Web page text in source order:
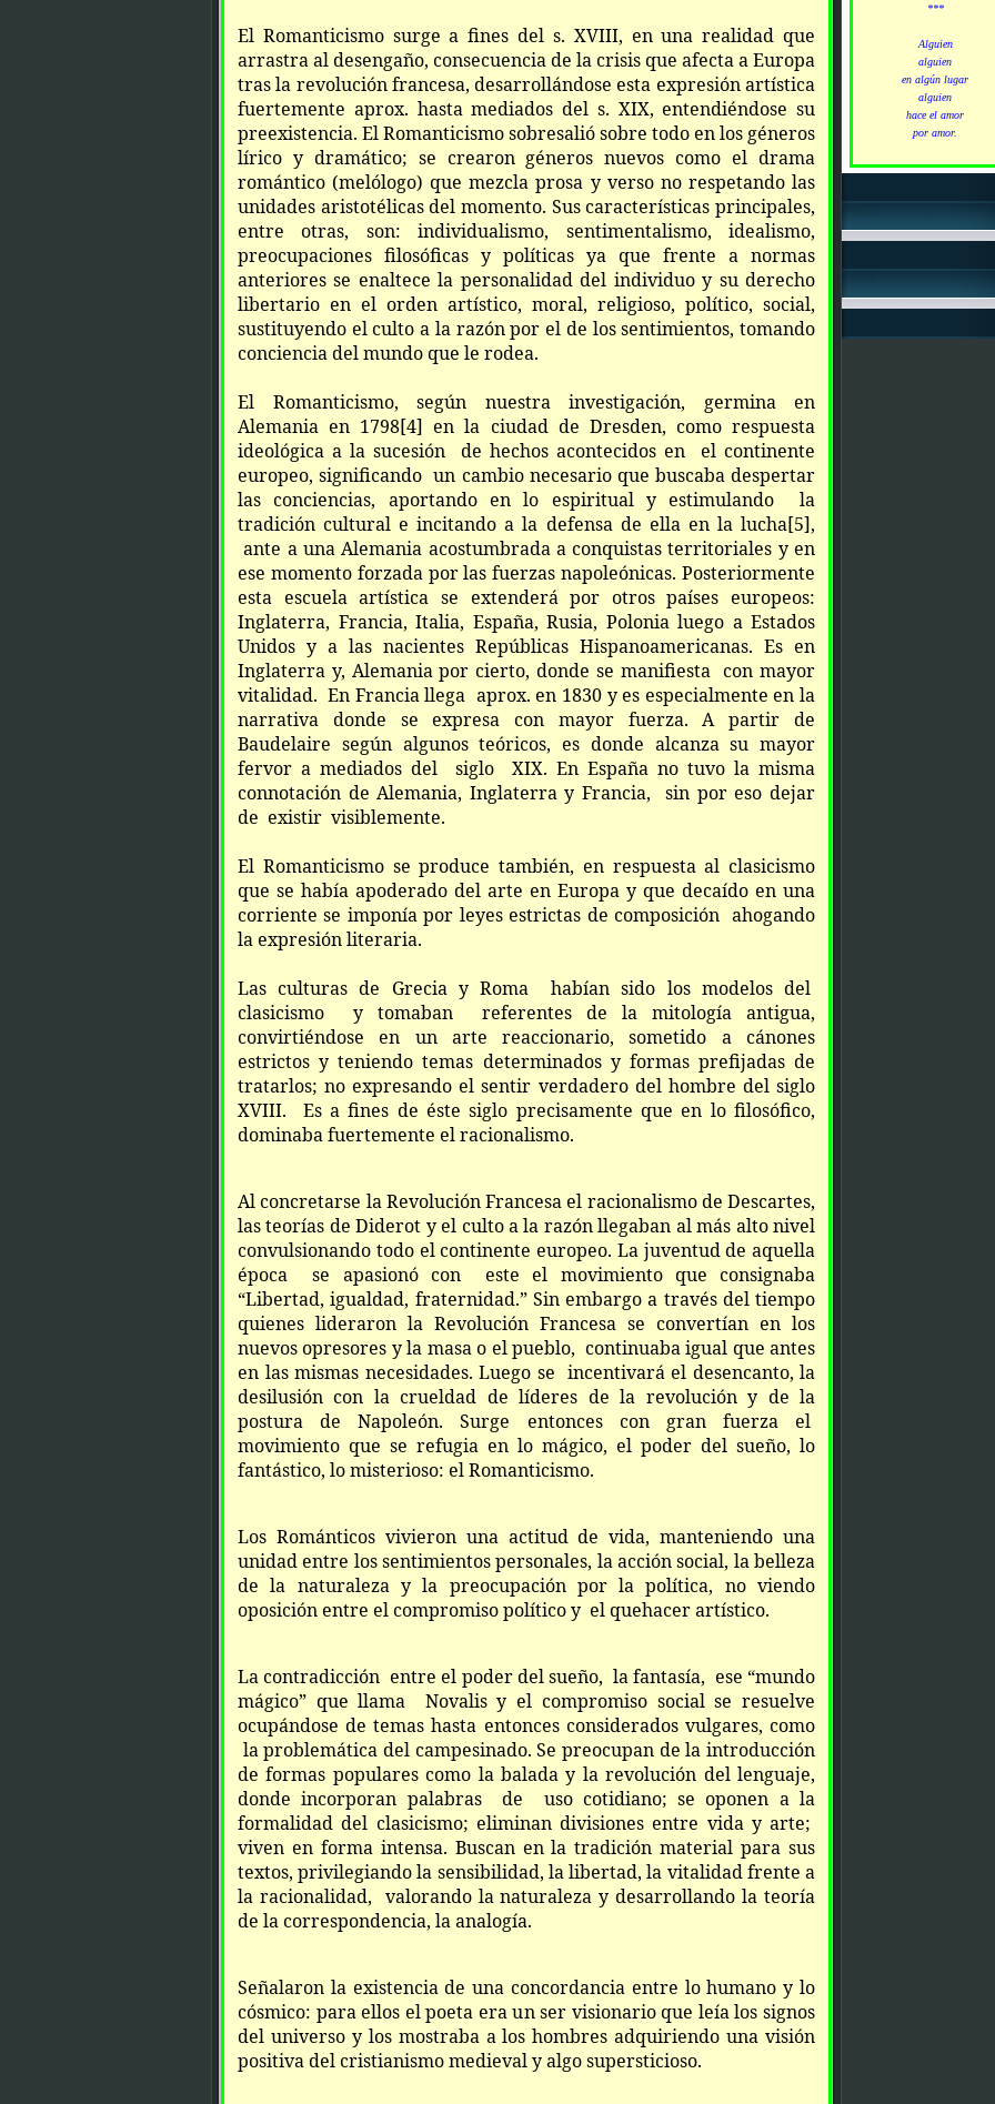
El Romanticismo surge a fines del s. XVIII, en una realidad que
arrastra al desengaño, consecuencia de la crisis que afecta a Europa
tras la revolución francesa, desarrollándose esta expresión artística
fuertemente aprox. hasta mediados del s. XIX, entendiéndose su
preexistencia. El Romanticismo sobresalió sobre todo en los géneros
lírico y dramático; se crearon géneros nuevos como el drama
romántico (melólogo) que mezcla prosa y verso no respetando las
unidades aristotélicas del momento. Sus características principales,
entre otras, son: individualismo, sentimentalismo, idealismo,
preocupaciones filosóficas y políticas ya que frente a normas
anteriores se enaltece la personalidad del individuo y su derecho
libertario en el orden artístico, moral, religioso, político, social,
sustituyendo el culto a la razón por el de los sentimientos, tomando
conciencia del mundo que le rodea.
El Romanticismo, según nuestra investigación, germina en
Alemania en 1798[4] en la ciudad de Dresden, como respuesta
ideológica a la sucesión de hechos acontecidos en el continente
europeo, significando un cambio necesario que buscaba despertar
las conciencias, aportando en lo espiritual y estimulando la
tradición cultural e incitando a la defensa de ella en la lucha[5],
ante a una Alemania acostumbrada a conquistas territoriales y en
ese momento forzada por las fuerzas napoleónicas. Posteriormente
esta escuela artística se extenderá por otros países europeos:
Inglaterra, Francia, Italia, España, Rusia, Polonia luego a Estados
Unidos y a las nacientes Repúblicas Hispanoamericanas. Es en
Inglaterra y, Alemania por cierto, donde se manifiesta con mayor
vitalidad. En Francia llega aprox. en 1830 y es especialmente en la
narrativa donde se expresa con mayor fuerza. A partir de
Baudelaire según algunos teóricos, es donde alcanza su mayor
fervor a mediados del siglo XIX. En España no tuvo la misma
connotación de Alemania, Inglaterra y Francia, sin por eso dejar
de existir visiblemente.
El Romanticismo se produce también, en respuesta al clasicismo
que se había apoderado del arte en Europa y que decaído en una
corriente se imponía por leyes estrictas de composición ahogando
la expresión literaria.
Las culturas de Grecia y Roma habían sido los modelos del
clasicismo y tomaban referentes de la mitología antigua,
convirtiéndose en un arte reaccionario, sometido a cánones
estrictos y teniendo temas determinados y formas prefijadas de
tratarlos; no expresando el sentir verdadero del hombre del siglo
XVIII. Es a fines de éste siglo precisamente que en lo filosófico,
dominaba fuertemente el racionalismo.
Al concretarse la Revolución Francesa el racionalismo de Descartes,
las teorías de Diderot y el culto a la razón llegaban al más alto nivel
convulsionando todo el continente europeo. La juventud de aquella
época se apasionó con este el movimiento que consignaba
“Libertad, igualdad, fraternidad.” Sin embargo a través del tiempo
quienes lideraron la Revolución Francesa se convertían en los
nuevos opresores y la masa o el pueblo, continuaba igual que antes
en las mismas necesidades. Luego se incentivará el desencanto, la
desilusión con la crueldad de líderes de la revolución y de la
postura de Napoleón. Surge entonces con gran fuerza el
movimiento que se refugia en lo mágico, el poder del sueño, lo
fantástico, lo misterioso: el Romanticismo.
Los Románticos vivieron una actitud de vida, manteniendo una
unidad entre los sentimientos personales, la acción social, la belleza
de la naturaleza y la preocupación por la política, no viendo
oposición entre el compromiso político y el quehacer artístico.
La contradicción entre el poder del sueño, la fantasía, ese “mundo
mágico” que llama Novalis y el compromiso social se resuelve
ocupándose de temas hasta entonces considerados vulgares, como
la problemática del campesinado. Se preocupan de la introducción
de formas populares como la balada y la revolución del lenguaje,
donde incorporan palabras de uso cotidiano; se oponen a la
formalidad del clasicismo; eliminan divisiones entre vida y arte;
viven en forma intensa. Buscan en la tradición material para sus
textos, privilegiando la sensibilidad, la libertad, la vitalidad frente a
la racionalidad, valorando la naturaleza y desarrollando la teoría
de la correspondencia, la analogía.
Señalaron la existencia de una concordancia entre lo humano y lo
cósmico: para ellos el poeta era un ser visionario que leía los signos
del universo y los mostraba a los hombres adquiriendo una visión
positiva del cristianismo medieval y algo supersticioso.
***
Alguien
alguien
en algún lugar
alguien
hace el amor
por amor.